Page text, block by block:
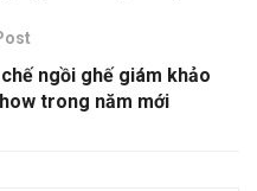
ngồi ghế giám khảo
trong năm mới